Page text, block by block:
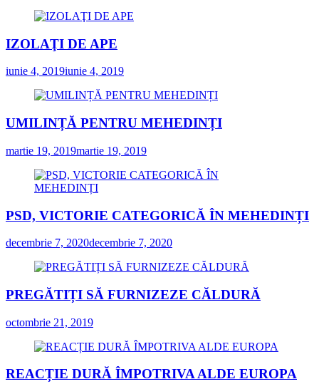
IZOLAŢI DE APE
iunie 4, 2019iunie 4, 2019
UMILINȚĂ PENTRU MEHEDINȚI
martie 19, 2019martie 19, 2019
PSD, VICTORIE CATEGORICĂ ÎN MEHEDINȚI
decembrie 7, 2020decembrie 7, 2020
PREGĂTIȚI SĂ FURNIZEZE CĂLDURĂ
octombrie 21, 2019
REACȚIE DURĂ ÎMPOTRIVA ALDE EUROPA